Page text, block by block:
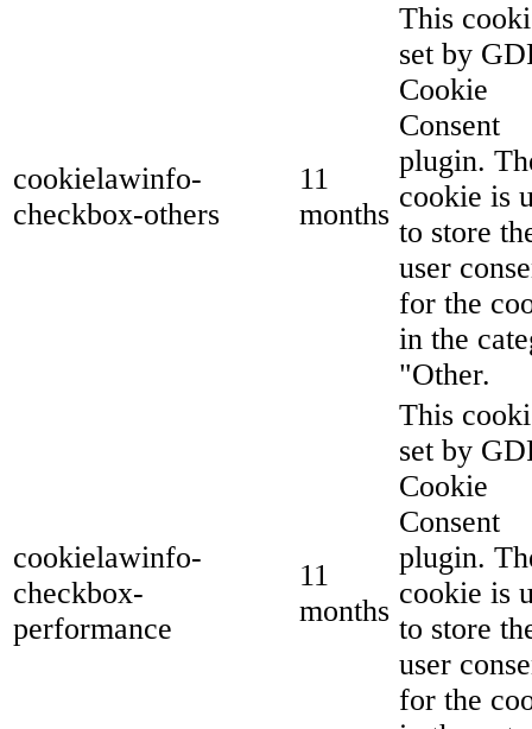
cookielawinfo-
checkbox-others
11
months
This
set by
Cookie
Consent
plugin.
cookie is
to store
user
for the
in the
"Other.
cookielawinfo-
checkbox-
performance
11
months
This
set by
Cookie
Consent
plugin.
cookie is
to store
user
for the